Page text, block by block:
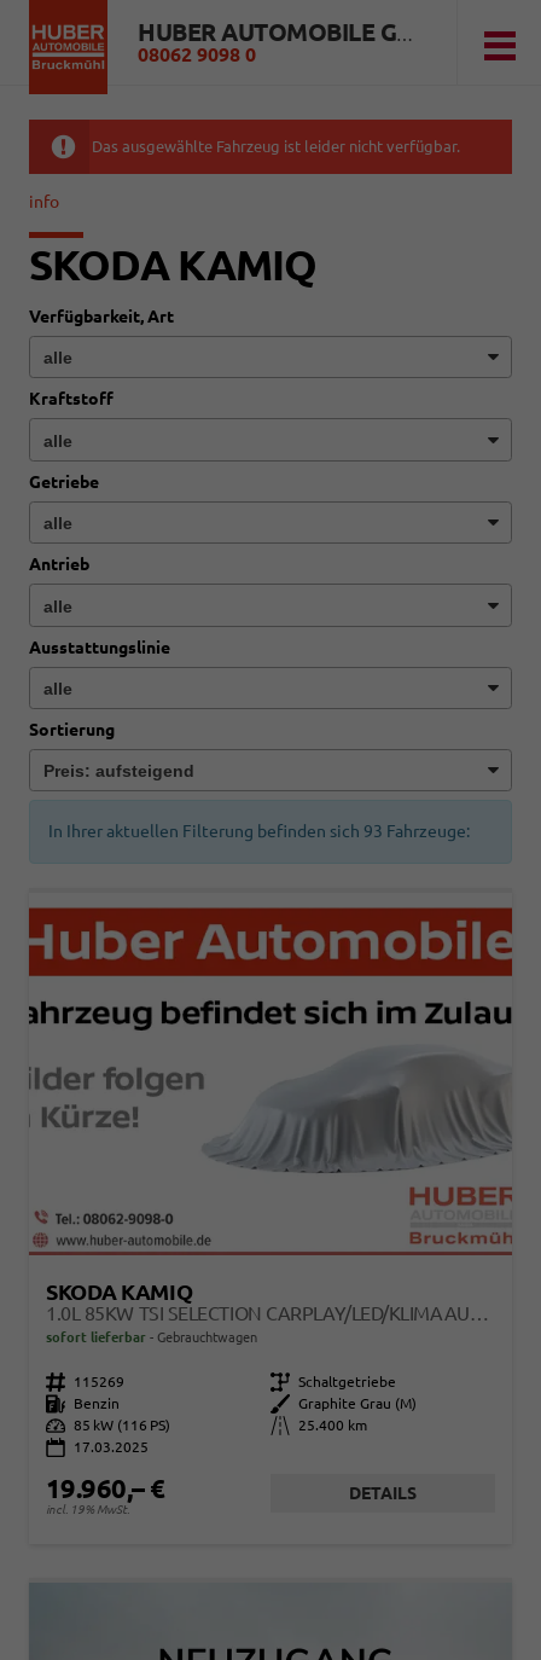
HUBER AUTOMOBILE GMBH
08062 9098 0
Das ausgewählte Fahrzeug ist leider nicht verfügbar.
info
SKODA KAMIQ
Verfügbarkeit, Art
Kraftstoff
Getriebe
Antrieb
Ausstattungslinie
Sortierung
In Ihrer aktuellen Filterung befinden sich 93 Fahrzeuge:
SKODA KAMIQ
1.0L 85KW TSI SELECTION CARPLAY/LED/KLIMAAUT/KAMERA
sofort lieferbar Gebrauchtwagen
Fahrzeugnr. 115269 Getriebe Schaltgetriebe
Kraftstoff
Benzin Außenfarbe
Graphite Grau (M)
Leistung 85 kW (116 PS) Kilometerstand
25.400 km
17.03.2025
19.960,– €
incl. 19% MwSt.
DETAILS